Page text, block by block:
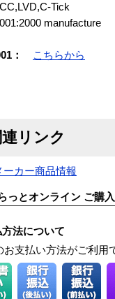
Tick
manufacture
： こちらから
連リンク
ーカー商品情報
っとオンライン ご購
法について
お支払い方法がご利用